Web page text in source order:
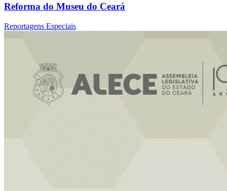
Reforma do Museu do Ceará
Reportagens Especiais